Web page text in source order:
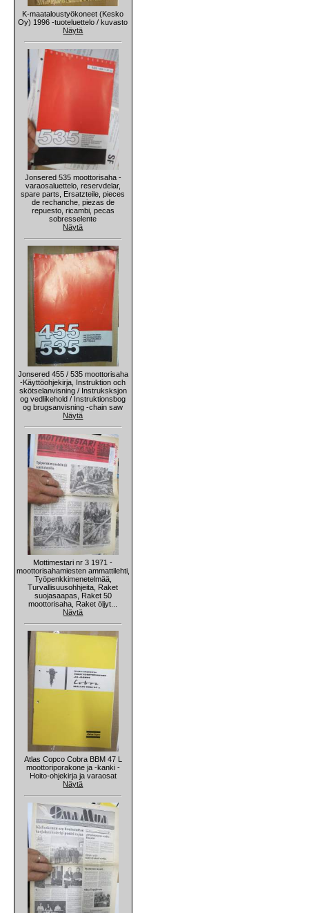
K-maataloustyökoneet (Kesko
Oy) 1996 -tuoteluettelo / kuvasto
Näytä
Jonsered 535 moottorisaha -
varaosaluettelo, reservdelar,
spare parts, Ersatzteile, pieces
de rechanche, piezas de
repuesto, ricambi, pecas
sobresselente
Näytä
Jonsered 455 / 535 moottorisaha
-Käyttöohjekirja, Instruktion och
skötselanvisning / Instruksksjon
og vedlikehold / Instruktionsbog
og brugsanvisning -chain saw
Näytä
Mottimestari nr 3 1971 -
moottorisahamiesten ammattilehti,
Työpenkkimenetelmää,
Turvallisuusohhjeita, Raket
suojasaapas, Raket 50
moottorisaha, Raket öljyt...
Näytä
Atlas Copco Cobra BBM 47 L
moottoriporakone ja -kanki -
Hoito-ohjekirja ja varaosat
Näytä